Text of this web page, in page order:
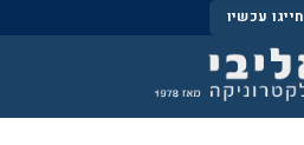
חייגו עכשיו